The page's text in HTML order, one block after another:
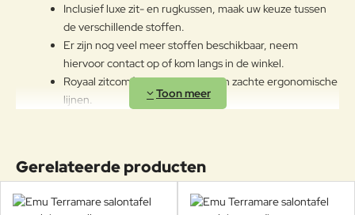
gekleurde polyestercoating
worden aangetast. We raden aan
om de producten wanneer ze
lange tijd niet gebruikt worden of
in de winter te reinigen en op een
beschermde plek op te bergen.
Mocht u geen plek hebben om de
met autowax.
Inclusief luxe zit- en rugkussen, maak uw keuze tussen
de verschillende stoffen.
Er zijn nog veel meer stoffen beschikbaar, neem
hiervoor contact op of kom langs in de winkel.
Royaal zitcomfort met diepe zit en zachte ergonomische
lijnen.
voetenbank,2-zits sofa,3-zits sofa
Volledig in Italië ontworpen en geproduceerd.
Gerelateerde producten